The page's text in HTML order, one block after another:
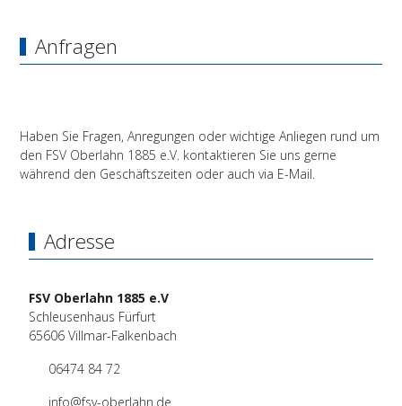
Anfragen
Haben Sie Fragen, Anregungen oder wichtige Anliegen rund um
den FSV Oberlahn 1885 e.V. kontaktieren Sie uns gerne
während den Geschäftszeiten oder auch via E-Mail.
Adresse
FSV Oberlahn 1885 e.V
Schleusenhaus Fürfurt
65606 Villmar-Falkenbach
06474 84 72
info@fsv-oberlahn.de